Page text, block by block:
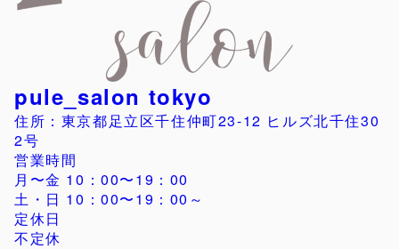
pule_salon tokyo
住所：東京都足立区千住仲町23-12 ヒルズ北千住30
2号
営業時間
月〜金 10：00〜19：00
土・日 10：00〜19：00～
定休日
不定休